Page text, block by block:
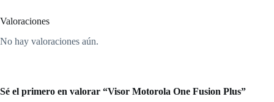
Valoraciones
No hay valoraciones aún.
Sé el primero en valorar “Visor Motorola One Fusion Plus”